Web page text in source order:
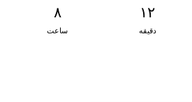
۸
ساعت
۱۲
دقیقه